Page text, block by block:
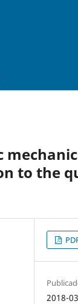
to the
2018-